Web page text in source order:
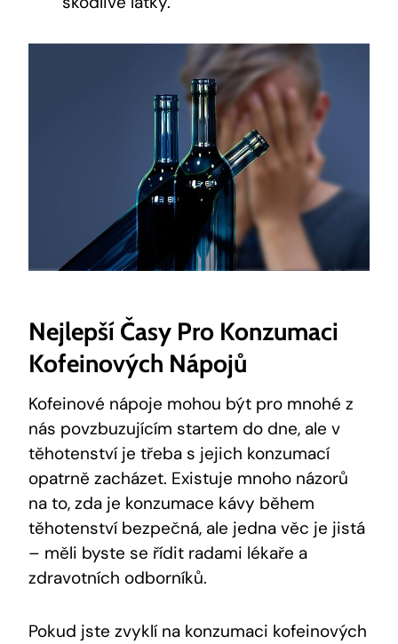
Nejlepší Časy Pro Konzumaci
Kofeinových Nápojů
Kofeinové nápoje mohou být pro mnohé z
nás povzbuzujícím startem do dne, ale v
těhotenství je třeba s jejich konzumací
opatrně zacházet. Existuje mnoho názorů
na to, zda je konzumace kávy během
těhotenství bezpečná, ale jedna věc je jistá
– měli byste se řídit radami lékaře a
zdravotních odborníků.
Pokud jste zvyklí na konzumaci kofeinových